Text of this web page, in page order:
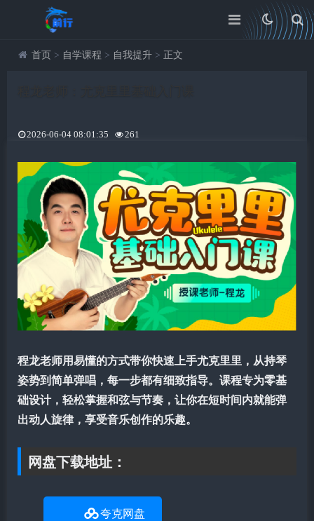
首页 > 自学课程 > 自我提升 > 正文
2026-06-04 08:01:35 261
程龙老师用易懂的方式带你快速上手尤克里里，从持琴
姿势到简单弹唱，每一步都有细致指导。课程专为零基
础设计，轻松掌握和弦与节奏，让你在短时间内就能弹
出动人旋律，享受音乐创作的乐趣。
网盘下载地址：
夸克网盘